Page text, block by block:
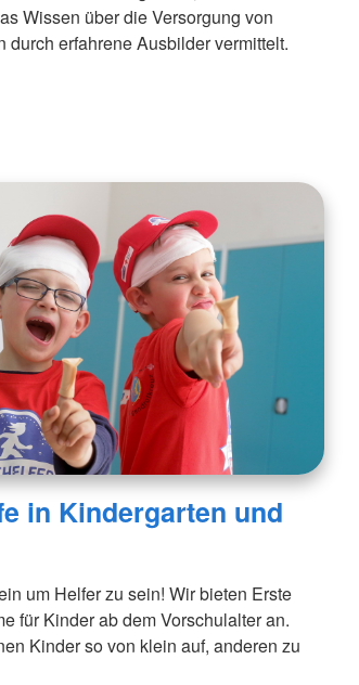
Wissen über die Versorgung von
durch erfahrene Ausbilder vermittelt.
in Kindergarten und
um Helfer zu sein! Wir bieten Erste
für Kinder ab dem Vorschulalter an.
Kinder so von klein auf, anderen zu